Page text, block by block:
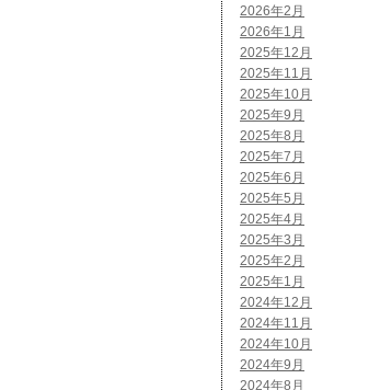
2026年2月
2026年1月
2025年12月
2025年11月
2025年10月
2025年9月
2025年8月
2025年7月
2025年6月
2025年5月
2025年4月
2025年3月
2025年2月
2025年1月
2024年12月
2024年11月
2024年10月
2024年9月
2024年8月